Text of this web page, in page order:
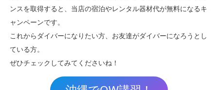
ンスを取得すると、当店の宿泊やレンタル器材代が無料になるキ
ャンペーンです。
これからダイバーになりたい方、お友達がダイバーになろうとし
ている方。
ぜひチェックしてみてくださいね！